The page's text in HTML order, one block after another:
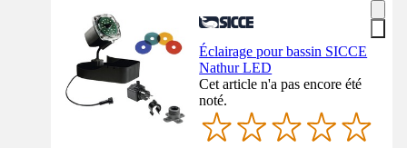
Éclairage pour bassin SICCE
Nathur LED
Cet article n'a pas encore été
noté.